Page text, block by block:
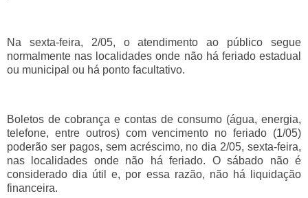
Na sexta-feira, 2/05, o atendimento ao público segue
normalmente nas localidades onde não há feriado estadual
ou municipal ou há ponto facultativo.
Boletos de cobrança e contas de consumo (água, energia,
telefone, entre outros) com vencimento no feriado (1/05)
poderão ser pagos, sem acréscimo, no dia 2/05, sexta-feira,
nas localidades onde não há feriado. O sábado não é
considerado dia útil e, por essa razão, não há liquidação
financeira.